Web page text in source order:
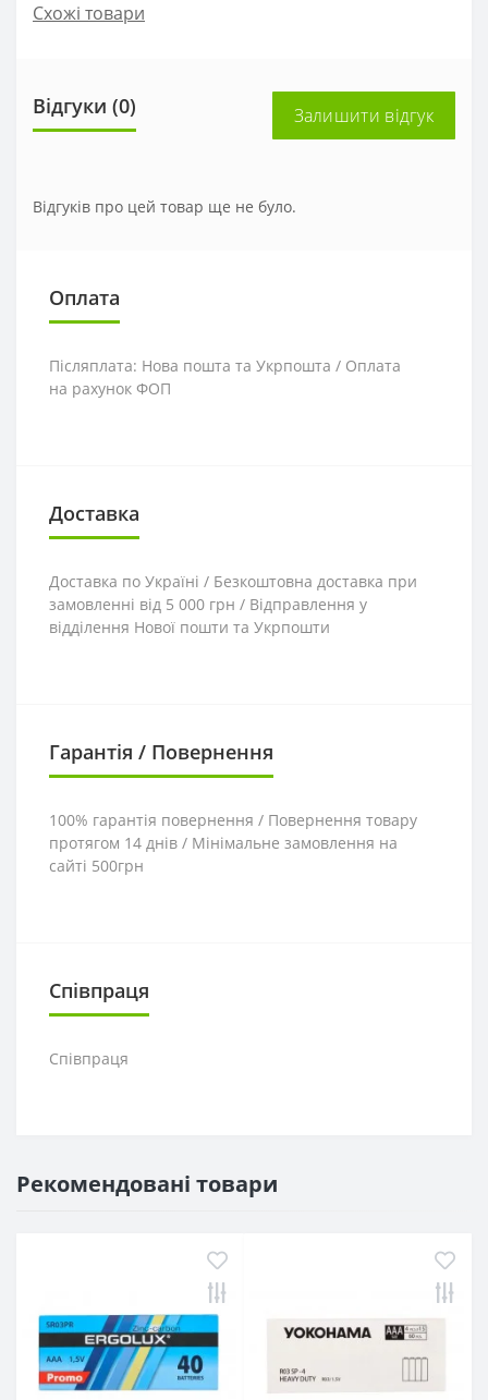
Схожі товари
Відгуки (0) Залишити відгук
Відгуків про цей товар ще не було.
Оплата
Післяплата: Нова пошта та Укрпошта / Оплата
на рахунок ФОП
Доставка
Доставка по Україні / Безкоштовна доставка при
замовленні від 5 000 грн / Відправлення у
відділення Нової пошти та Укрпошти
Гарантія / Повернення
100% гарантія повернення / Повернення товару
протягом 14 днів / Мінімальне замовлення на
сайті 500грн
Співпраця
Співпраця
Рекомендовані товари